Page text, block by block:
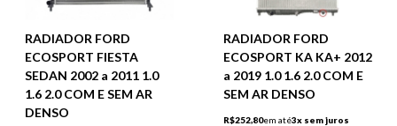
RADIADOR FORD
ECOSPORT FIESTA
SEDAN 2002 a 2011 1.0
1.6 2.0 COM E SEM AR
DENSO
RADIADOR FORD
ECOSPORT KA KA+ 2012
a 2019 1.0 1.6 2.0 COM E
SEM AR DENSO
R$252,80em até3x sem juros